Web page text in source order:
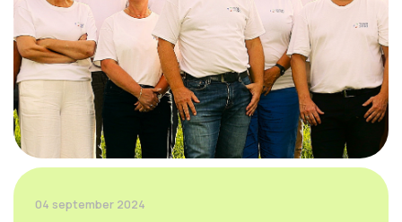
04 september 2024